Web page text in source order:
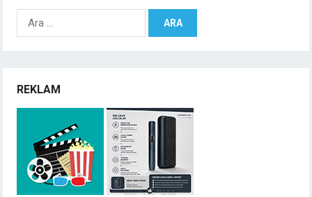
Arama:
REKLAM